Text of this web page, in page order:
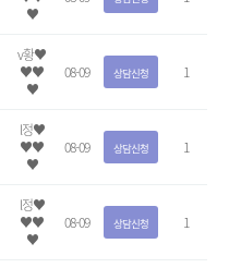
♥
v황♥
♥♥
♥
08-09 상담신청 1
l정♥
♥♥
♥
08-09 상담신청 1
l정♥
♥♥
♥
08-09 상담신청 1